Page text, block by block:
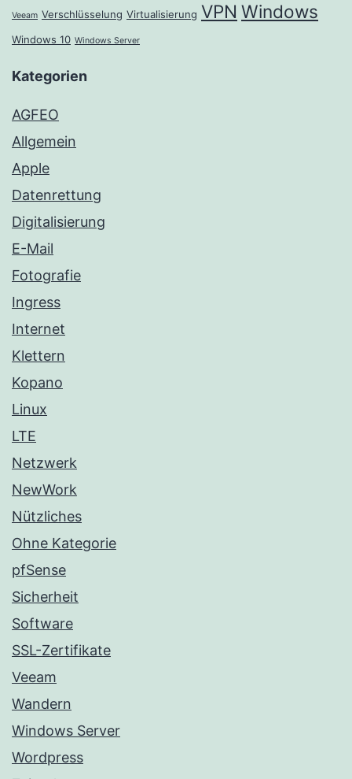
Veeam Verschlüsselung Virtualisierung VPN Windows
Windows 10 Windows Server
Kategorien
AGFEO
Allgemein
Apple
Datenrettung
Digitalisierung
E-Mail
Fotografie
Ingress
Internet
Klettern
Kopano
Linux
LTE
Netzwerk
NewWork
Nützliches
Ohne Kategorie
pfSense
Sicherheit
Software
SSL-Zertifikate
Veeam
Wandern
Windows Server
Wordpress